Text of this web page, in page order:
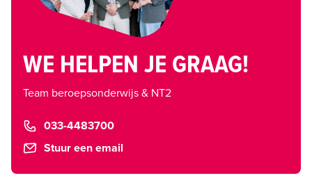
WE HELPEN JE GRAAG!
Team beroepsonderwijs & NT2
033-4483700
Stuur een email